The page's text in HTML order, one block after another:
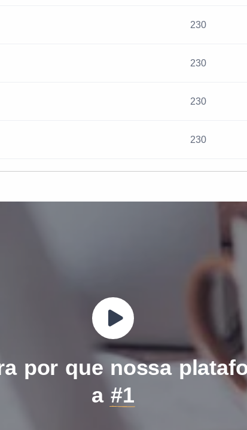
230
230
230
230
por que nossa
a #1